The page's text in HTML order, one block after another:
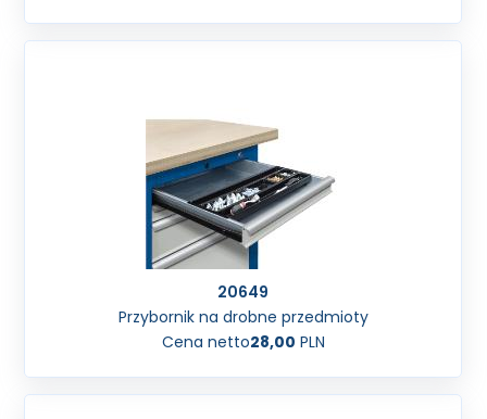
20649
Przybornik na drobne przedmioty
Cena netto28,00 PLN